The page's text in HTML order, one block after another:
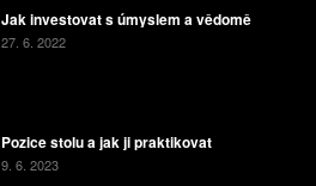
Jak investovat s úmyslem a vědomě
27. 6. 2022
Pozice stolu a jak ji praktikovat
9. 6. 2023